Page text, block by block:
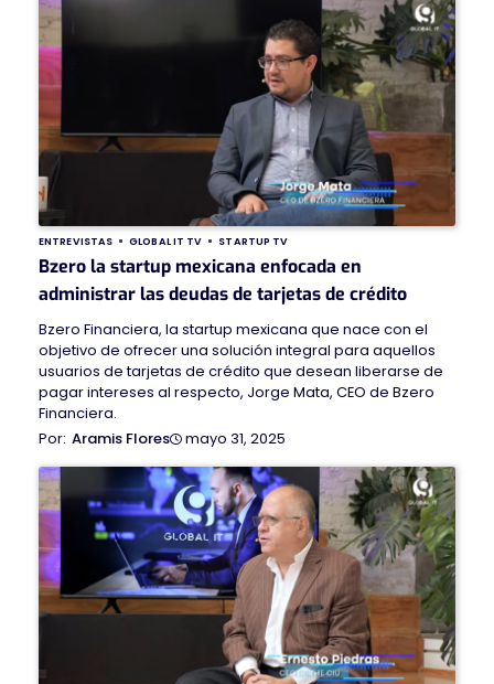
ENTREVISTAS GLOBAL IT TV STARTUP TV
Bzero la startup mexicana enfocada en
administrar las deudas de tarjetas de crédito
Bzero Financiera, la startup mexicana que nace con el
objetivo de ofrecer una solución integral para aquellos
usuarios de tarjetas de crédito que desean liberarse de
pagar intereses al respecto, Jorge Mata, CEO de Bzero
Financiera.
Aramis Flores
mayo 31, 2025